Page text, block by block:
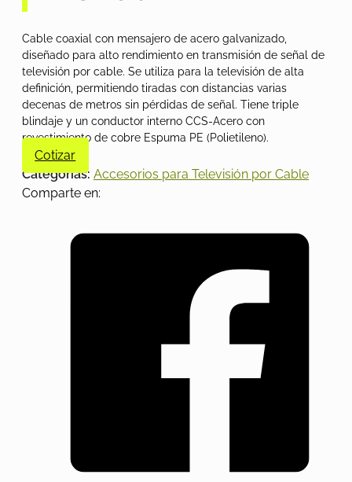
Cable coaxial con mensajero de acero galvanizado,
diseñado para alto rendimiento en transmisión de señal de
televisión por cable. Se utiliza para la televisión de alta
definición, permitiendo tiradas con distancias varias
decenas de metros sin pérdidas de señal. Tiene triple
blindaje y un conductor interno CCS-Acero con
revestimiento de cobre Espuma PE (Polietileno).
Cotizar
Categorías: Accesorios para Televisión por Cable
Comparte en: